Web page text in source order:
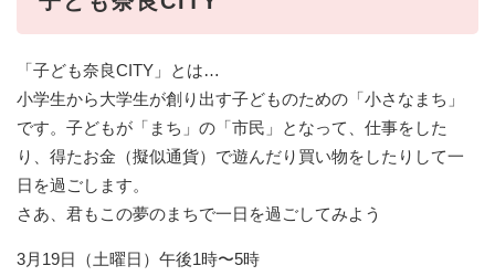
「子ども奈良CITY」とは…
小学生から大学生が創り出す子どものための「小さなまち」
です。子どもが「まち」の「市民」となって、仕事をした
り、得たお金（擬似通貨）で遊んだり買い物をしたりして一
日を過ごします。
さあ、君もこの夢のまちで一日を過ごしてみよう
3月19日（土曜日）午後1時〜5時